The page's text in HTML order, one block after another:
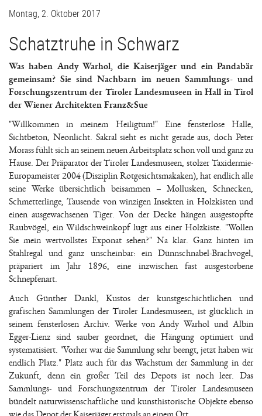
Montag, 2. Oktober 2017
Schatztruhe in Schwarz
Was haben Andy Warhol, die Kaiserjäger und ein Pandabär
gemeinsam? Sie sind Nachbarn im neuen Sammlungs- und
Forschungszentrum der Tiroler Landesmuseen in Hall in Tirol
der Wiener Architekten Franz&Sue
"Willkommen in meinem Heiligtum!" Eine fensterlose Halle,
Sichtbeton, Neonlicht. Sakral sieht es nicht gerade aus, doch Peter
Morass fühlt sich an seinem neuen Arbeitsplatz schon voll und ganz zu
Hause. Der Präparator der Tiroler Landesmuseen, stolzer Taxidermie-
Europameister 2004 (Disziplin Rotgesichtsmakaken), hat endlich alle
seine Werke übersichtlich beisammen – Mollusken, Schnecken,
Schmetterlinge, Tausende von winzigen Insekten in Holzkisten und
einen ausgewachsenen Tiger. Von der Decke hängen ausgestopfte
Raubvögel, ein Wildschweinkopf lugt aus einer Holzkiste. "Wollen
Sie mein wertvollstes Exponat sehen?" Na klar. Ganz hinten im
Stahlregal und ganz unscheinbar: ein Dünnschnabel-Brachvogel,
präpariert im Jahr 1896, eine inzwischen fast ausgestorbene
Schnepfenart.
Auch Günther Dankl, Kustos der kunstgeschichtlichen und
grafischen Sammlungen der Tiroler Landesmuseen, ist glücklich in
seinem fensterlosen Archiv. Werke von Andy Warhol und Albin
Egger-Lienz sind sauber geordnet, die Hängung optimiert und
systematisiert. "Vorher war die Sammlung sehr beengt, jetzt haben wir
endlich Platz." Platz auch für das Wachstum der Sammlung in der
Zukunft, denn ein großer Teil des Depots ist noch leer. Das
Sammlungs- und Forschungszentrum der Tiroler Landesmuseen
bündelt naturwissenschaftliche und kunsthistorische Objekte ebenso